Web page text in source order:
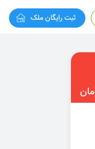
ثبت رایگان ملک